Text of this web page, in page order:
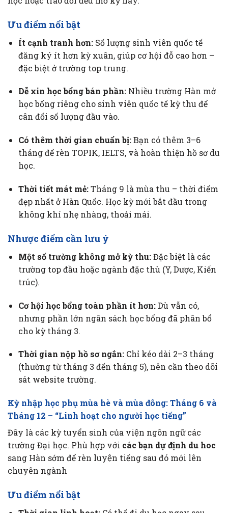
Ưu điểm nổi bật
Ít cạnh tranh hơn:Số lượng sinh viên quốc tế
đăng ký ít hơn kỳ xuân, giúp cơ hội đỗ cao hơn –
đặc biệt ở trường top trung.
Dễ xin học bổng bán phần:Nhiều trường Hàn mở
học bổng riêng cho sinh viên quốc tế kỳ thu để
cân đối số lượng đầu vào.
Có thêm thời gian chuẩn bị:Bạn có thêm 3–6
tháng để rèn TOPIK, IELTS, và hoàn thiện hồ sơ du
học.
Thời tiết mát mẻ:Tháng 9 là mùa thu – thời điểm
đẹp nhất ở Hàn Quốc. Học kỳ mới bắt đầu trong
không khí nhẹ nhàng, thoải mái.
Nhược điểm cần lưu ý
Một số trường không mở kỳ thu:Đặc biệt là các
trường top đầu hoặc ngành đặc thù (Y, Dược, Kiến
trúc).
Cơ hội học bổng toàn phần ít hơn:Dù vẫn có,
nhưng phần lớn ngân sách học bổng đã phân bổ
cho kỳ tháng 3.
Thời gian nộp hồ sơ ngắn:Chỉ kéo dài 2–3 tháng
(thường từ tháng 3 đến tháng 5), nên cần theo dõi
sát website trường.
Kỳ nhập học phụ mùa hè và mùa đông: Tháng 6 và
Tháng 12 – “Linh hoạt cho người học tiếng”
Đây là các kỳ tuyển sinh của viện ngôn ngữ các
trường Đại học. Phù hợp với các bạn dự định du hoc
sang Hàn sớm để rèn luyện tiếng sau đó mới lên
chuyên ngành
Ưu điểm nổi bật